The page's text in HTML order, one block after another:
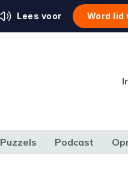
Lees voor Word lid
Puzzels Podcast